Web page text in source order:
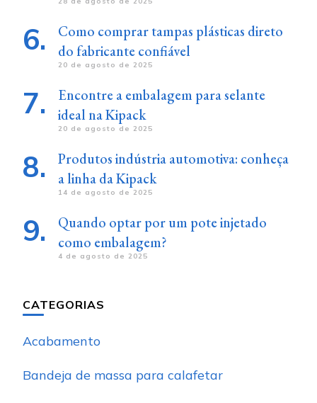
Como comprar tampas plásticas direto
do fabricante confiável
20 de agosto de 2025
Encontre a embalagem para selante
ideal na Kipack
20 de agosto de 2025
Produtos indústria automotiva: conheça
a linha da Kipack
14 de agosto de 2025
Quando optar por um pote injetado
como embalagem?
4 de agosto de 2025
CATEGORIAS
Acabamento
Bandeja de massa para calafetar